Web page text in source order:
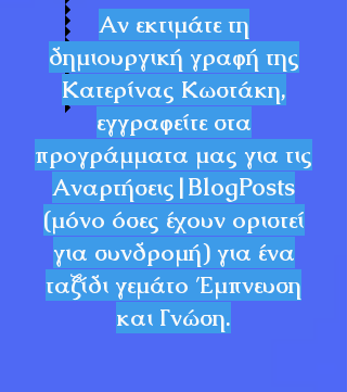
Αν εκτιμάτε τη
δημιουργική γραφή της
Κατερίνας Κωστάκη,
εγγραφείτε στα
προγράμματα μας για τις
Αναρτήσεις|BlogPosts
(μόνο όσες έχουν οριστεί
για συνδρομή) για ένα
ταξίδι γεμάτο Έμπνευση
και Γνώση.